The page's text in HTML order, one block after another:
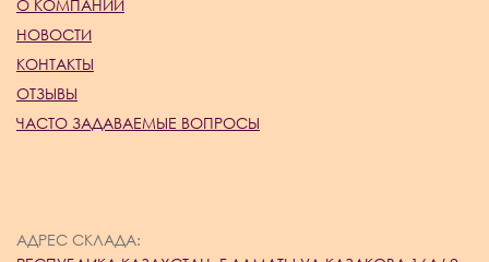
О КОМПАНИИ
НОВОСТИ
КОНТАКТЫ
ОТЗЫВЫ
ЧАСТО ЗАДАВАЕМЫЕ ВОПРОСЫ
АДРЕС СКЛАДА: